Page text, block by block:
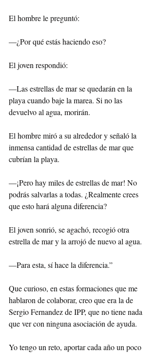
El hombre le preguntó:
—¿Por qué estás haciendo eso?
El joven respondió:
—Las estrellas de mar se quedarán en la
playa cuando baje la marea. Si no las
devuelvo al agua, morirán.
El hombre miró a su alrededor y señaló la
inmensa cantidad de estrellas de mar que
cubrían la playa.
—¡Pero hay miles de estrellas de mar! No
podrás salvarlas a todas. ¿Realmente crees
que esto hará alguna diferencia?
El joven sonrió, se agachó, recogió otra
estrella de mar y la arrojó de nuevo al agua.
—Para esta, sí hace la diferencia.”
Que curioso, en estas formaciones que me
hablaron de colaborar, creo que era la de
Sergio Fernandez de IPP, que no tiene nada
que ver con ninguna asociación de ayuda.
Yo tengo un reto, aportar cada año un poco